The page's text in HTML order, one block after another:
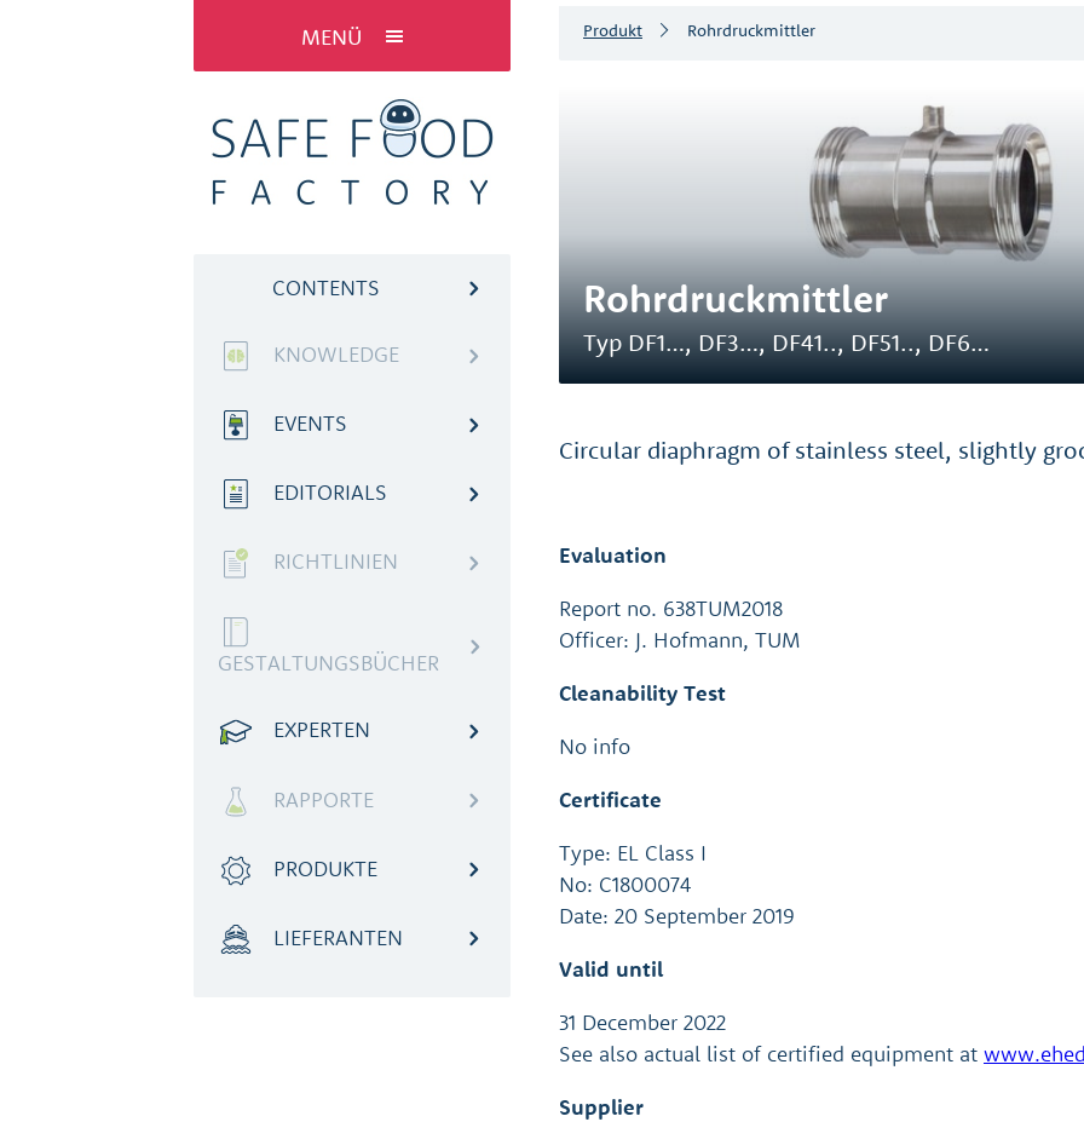
MENÜ
CONTENTS
KNOWLEDGE
EVENTS
EDITORIALS
RICHTLINIEN
GESTALTUNGSBÜCHER
EXPERTEN
RAPPORTE
PRODUKTE
LIEFERANTEN
Produkt Rohrdruckmittler
Rohrdruckmittler
Typ DF1…, DF3…, DF41.., DF51.., DF6…
Circular diaphragm of stainless steel, slightly
Evaluation
Report no. 638TUM2018
Officer: J. Hofmann, TUM
Cleanability Test
No info
Certificate
Type: EL Class I
No: C1800074
Date: 20 September 2019
Valid until
31 December 2022
See also actual list of certified equipment at
Supplier